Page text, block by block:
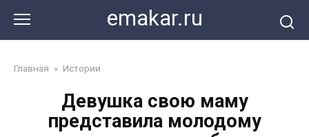
контенту
emakar.ru
Главная » Истории
Девушка свою маму
представила молодому